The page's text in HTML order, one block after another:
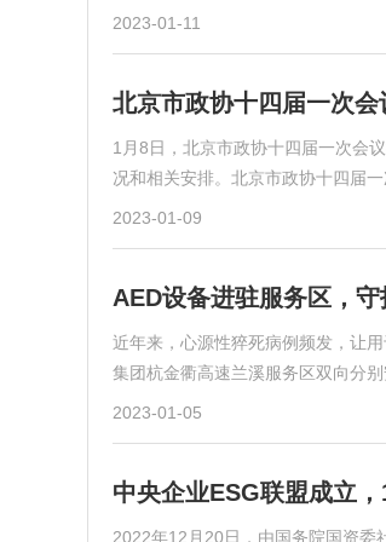
2023-01-11
北京市政协十四届一次
1月8日，北京市政协十四届一次会
况和相关安排。北京市政协十四届
2023-01-09
AED设备进驻服务区，
近年来，心源性猝死病例频发，让
集团杭金衢高速兰溪服务区双向分
2023-01-05
中央企业ESG联盟成立
2022年12月20日，由国务院国资委